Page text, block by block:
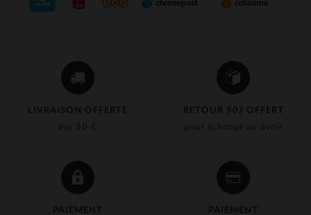
LIVRAISON OFFERTE
dès 50 €
RETOUR 90J OFFERT
pour échange ou avoir
PAIEMENT
PAIEMENT